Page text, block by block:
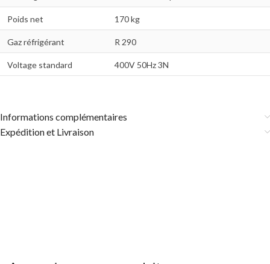
Poids net 170 kg
Gaz réfrigérant R 290
Voltage standard 400V 50Hz 3N
Informations complémentaires
Expédition et Livraison